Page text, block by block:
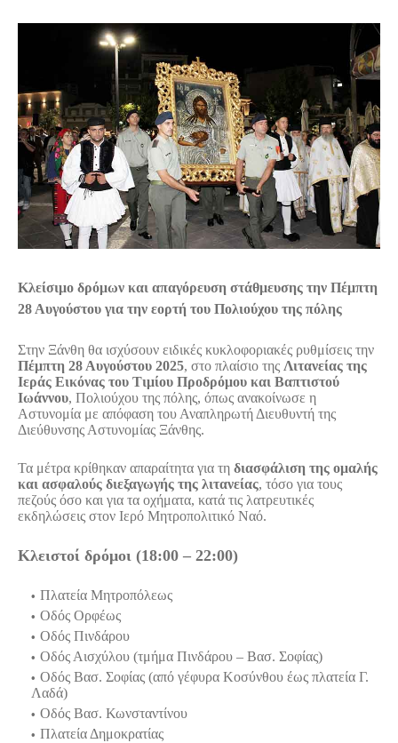
Κλείσιμο δρόμων και απαγόρευση στάθμευσης την Πέμπτη
28 Αυγούστου για την εορτή του Πολιούχου της πόλης
Στην Ξάνθη θα ισχύσουν ειδικές κυκλοφοριακές ρυθμίσεις την
Πέμπτη 28 Αυγούστου 2025, στο πλαίσιο της Λιτανείας της
Ιεράς Εικόνας του Τιμίου Προδρόμου και Βαπτιστού
Ιωάννου, Πολιούχου της πόλης, όπως ανακοίνωσε η
Αστυνομία με απόφαση του Αναπληρωτή Διευθυντή της
Διεύθυνσης Αστυνομίας Ξάνθης.
Τα μέτρα κρίθηκαν απαραίτητα για τη διασφάλιση της ομαλής
και ασφαλούς διεξαγωγής της λιτανείας, τόσο για τους
πεζούς όσο και για τα οχήματα, κατά τις λατρευτικές
εκδηλώσεις στον Ιερό Μητροπολιτικό Ναό.
Κλειστοί δρόμοι (18:00 – 22:00)
Πλατεία Μητροπόλεως
Οδός Ορφέως
Οδός Πινδάρου
Οδός Αισχύλου (τμήμα Πινδάρου – Βασ. Σοφίας)
Οδός Βασ. Σοφίας (από γέφυρα Κοσύνθου έως πλατεία Γ.
Λαδά)
Οδός Βασ. Κωνσταντίνου
Πλατεία Δημοκρατίας